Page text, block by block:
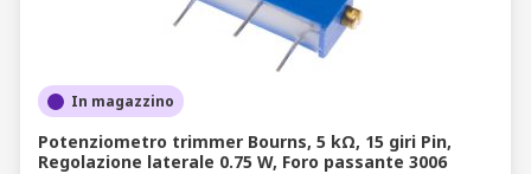
In magazzino
Potenziometro trimmer Bourns, 5 kΩ, 15 giri Pin,
Regolazione laterale 0.75 W, Foro passante 3006